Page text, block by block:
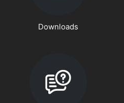
Downloads